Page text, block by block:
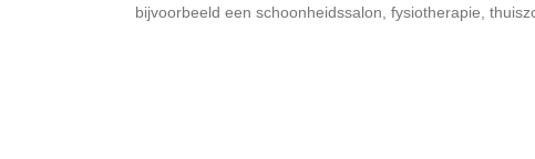
bijvoorbeeld een schoonheidssalon, fysiotherapie,